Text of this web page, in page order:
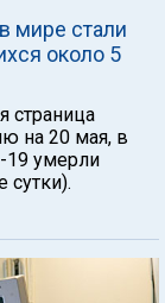
мире стали
около 5
страница
на 20 мая, в
19 умерли
сутки).